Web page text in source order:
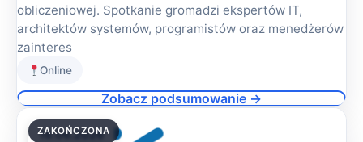
obliczeniowej. Spotkanie gromadzi ekspertów IT,
architektów systemów, programistów oraz menedżerów
zainteres
Online
Zobacz podsumowanie →
18.06.2026
ZAKOŃCZONA